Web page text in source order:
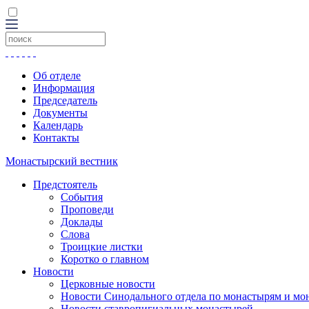
Об отделе
Информация
Председатель
Документы
Календарь
Контакты
Монастырский вестник
Предстоятель
События
Проповеди
Доклады
Слова
Троицкие листки
Коротко о главном
Новости
Церковные новости
Новости Синодального отдела по монастырям и